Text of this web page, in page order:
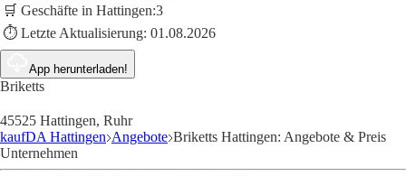
🛒 Geschäfte in Hattingen:3
⏱️ Letzte Aktualisierung: 01.08.2026
App herunterladen!
Briketts
45525 Hattingen, Ruhr
kaufDA Hattingen Angebote Briketts Hattingen: Angebote & Preis
Unternehmen